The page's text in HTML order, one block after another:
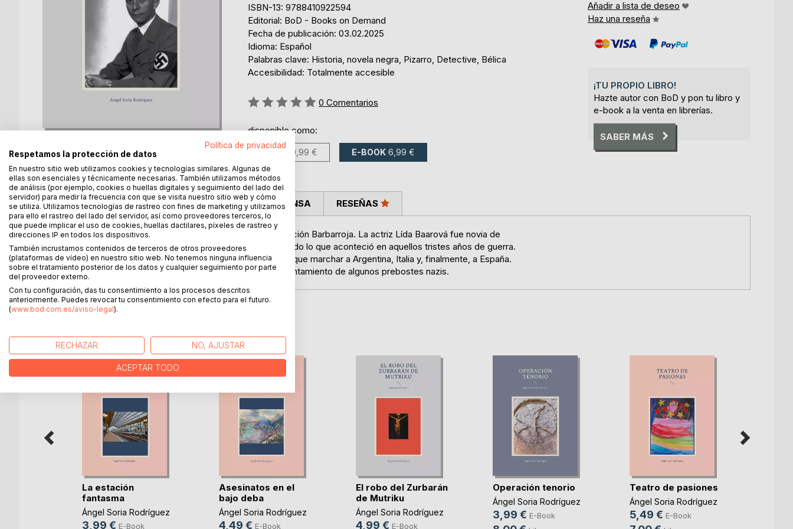
ISBN-13: 9788410922594
Editorial: BoD - Books on Demand
Fecha de publicación: 03.02.2025
Idioma: Español
Palabras clave: Historia, novela negra, Pizarro, Detective, Bélica
Accesibilidad: Totalmente accesible
Rating:
0 Comentarios
disponible como:
10,99 € E-BOOK 6,99 €
Añadir a lista de deseo
Haz una reseña
¡TU PROPIO LIBRO!
Hazte autor con BoD y pon tu libro y
e-book a la venta en librerías.
SABER MÁS
DESCRIPCIÓN
La invasión alemana de la Unión Soviética se llamó Operación Barbarroja. La actriz Lída Baarová fue novia de
Joseph Goebbels y fue uno de los testigos director de todo lo que aconteció en aquellos tristes años de guerra.
Tras la derrota alemana huyó a su país desde el que tuvo que marchar a Argentina, Italia y, finalmente, a España.
Madrid, por aquellas fechas, era una de las plazas de asentamiento de algunos prebostes nazis.
SOBRE EL AUTOR EN LA PRENSA RESEÑAS
La estación
fantasma
Ángel Soria Rodríguez
3,99 € E-Book
Asesinatos en el
bajo deba
Ángel Soria Rodríguez
4,49 € E-Book
El robo del Zurbarán
de Mutriku
Ángel Soria Rodríguez
4,99 € E-Book
Operación tenorio
Ángel Soria Rodríguez
3,99 € E-Book
Teatro de pasiones
Ángel Soria Rodríguez
5,49 € E-Book
Política de privacidad
Respetamos la protección de datos
En nuestro sitio web utilizamos cookies y tecnologías similares. Algunas de
ellas son esenciales y técnicamente necesarias. También utilizamos métodos
de análisis (por ejemplo, cookies o huellas digitales y seguimiento del lado del
servidor) para medir la frecuencia con que se visita nuestro sitio web y cómo
se utiliza. Utilizamos tecnologías de rastreo con fines de marketing y utilizamos
para ello el rastreo del lado del servidor, así como proveedores terceros, lo
que puede implicar el uso de cookies, huellas dactilares, píxeles de rastreo y
direcciones IP en todos los dispositivos.
También incrustamos contenidos de terceros de otros proveedores
(plataformas de vídeo) en nuestro sitio web. No tenemos ninguna influencia
sobre el tratamiento posterior de los datos y cualquier seguimiento por parte
del proveedor externo.
Con tu configuración, das tu consentimiento a los procesos descritos
anteriormente. Puedes revocar tu consentimiento con efecto para el futuro.
(www.bod.com.es/aviso-legal).
RECHAZAR NO, AJUSTAR
ACEPTAR TODO